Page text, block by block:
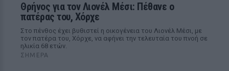
Θρήνος για τον Λιονέλ Μέσι: Πέθανε ο
πατέρας του, Χόρχε
Στο πένθος έχει βυθιστεί η οικογένεια του Λιονέλ Μέσι, με
τον πατέρα του, Χόρχε, να αφήνει την τελευταία του πνοή σε
ηλικία 68 ετών.
ΣΉΜΕΡΑ